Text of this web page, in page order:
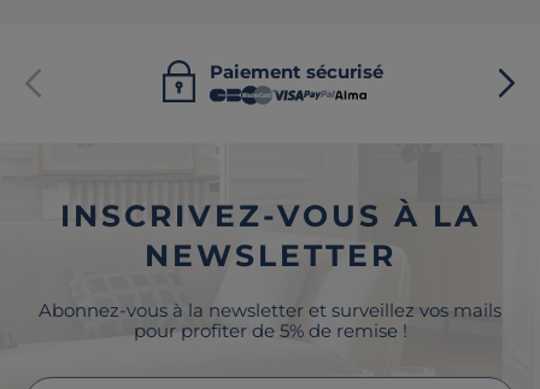
Paiement sécurisé
INSCRIVEZ-VOUS À LA
NEWSLETTER
Abonnez-vous à la newsletter et surveillez vos mails
pour profiter de 5% de remise !